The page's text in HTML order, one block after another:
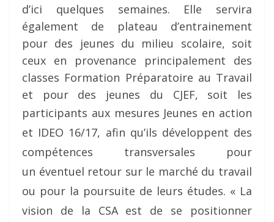
d’ici quelques semaines. Elle servira
également de plateau d’entrainement
pour des jeunes du milieu scolaire, soit
ceux en provenance principalement des
classes Formation Préparatoire au Travail
et pour des jeunes du CJEF, soit les
participants aux mesures Jeunes en action
et IDEO 16/17, afin qu’ils développent des
compétences transversales pour
un éventuel retour sur le marché du travail
ou pour la poursuite de leurs études. « La
vision de la CSA est de se positionner